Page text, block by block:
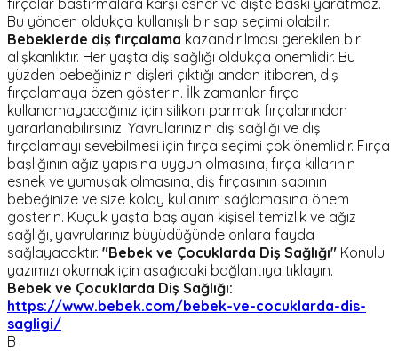
fırçalar bastırmalara karşı esner ve dişte baskı yaratmaz.
Bu yönden oldukça kullanışlı bir sap seçimi olabilir.
Bebeklerde diş fırçalama kazandırılması gerekilen bir
alışkanlıktır. Her yaşta diş sağlığı oldukça önemlidir. Bu
yüzden bebeğinizin dişleri çıktığı andan itibaren, diş
fırçalamaya özen gösterin. İlk zamanlar fırça
kullanamayacağınız için silikon parmak fırçalarından
yararlanabilirsiniz. Yavrularınızın diş sağlığı ve diş
fırçalamayı sevebilmesi için fırça seçimi çok önemlidir. Fırça
başlığının ağız yapısına uygun olmasına, fırça kıllarının
esnek ve yumuşak olmasına, diş fırçasının sapının
bebeğinize ve size kolay kullanım sağlamasına önem
gösterin. Küçük yaşta başlayan kişisel temizlik ve ağız
sağlığı, yavrularınız büyüdüğünde onlara fayda
sağlayacaktır. "Bebek ve Çocuklarda Diş Sağlığı" Konulu
yazımızı okumak için aşağıdaki bağlantıya tıklayın.
Bebek ve Çocuklarda Diş Sağlığı:
https://www.bebek.com/bebek-ve-cocuklarda-dis-
sagligi/
B